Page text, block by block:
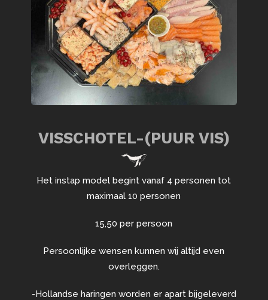
VISSCHOTEL-(PUUR VIS)
Het instap model begint vanaf 4 personen tot
maximaal 10 personen
15,50 per persoon
Persoonlijke wensen kunnen wij altijd even
overleggen.
-Hollandse haringen worden er apart bijgeleverd